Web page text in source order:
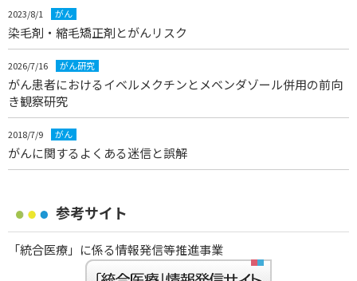
2023/8/1 がん
染毛剤・縮毛矯正剤とがんリスク
2026/7/16 がん研究
がん患者におけるイベルメクチンとメベンダゾール併用の前向
き観察研究
2018/7/9 がん
がんに関するよくある迷信と誤解
参考サイト
「統合医療」に係る情報発信等推進事業